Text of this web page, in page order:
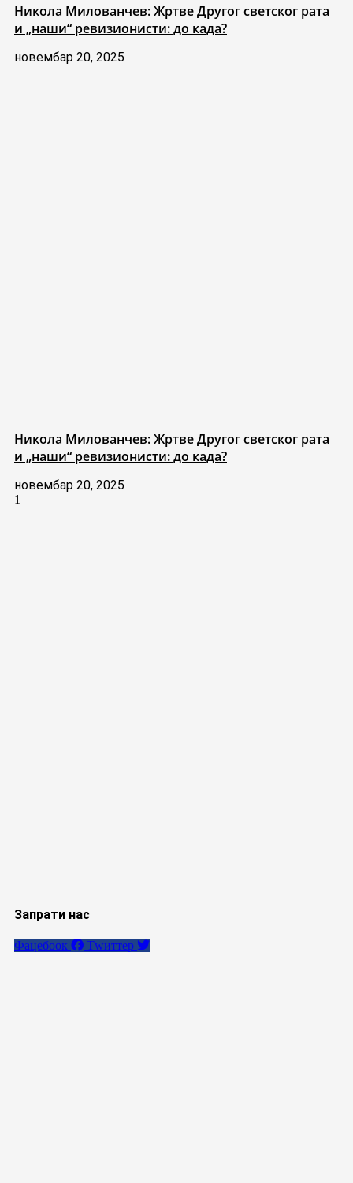
Никола Милованчев: Жртве Другог светског рата
и „наши“ ревизионисти: до када?
новембар 20, 2025
Никола Милованчев: Жртве Другог светског рата
и „наши“ ревизионисти: до када?
новембар 20, 2025
Запрати нас
Фацебоок Тwиттер